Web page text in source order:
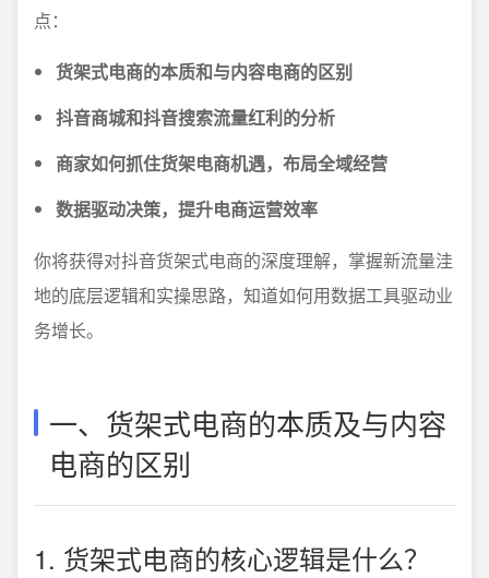
点：
货架式电商的本质和与内容电商的区别
抖音商城和抖音搜索流量红利的分析
商家如何抓住货架电商机遇，布局全域经营
数据驱动决策，提升电商运营效率
你将获得对抖音货架式电商的深度理解，掌握新流量洼
地的底层逻辑和实操思路，知道如何用数据工具驱动业
务增长。
一、货架式电商的本质及与内容
电商的区别
1. 货架式电商的核心逻辑是什么？